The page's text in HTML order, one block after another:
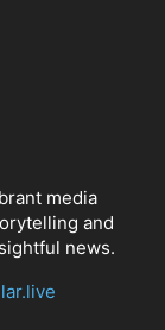
media
and
news.